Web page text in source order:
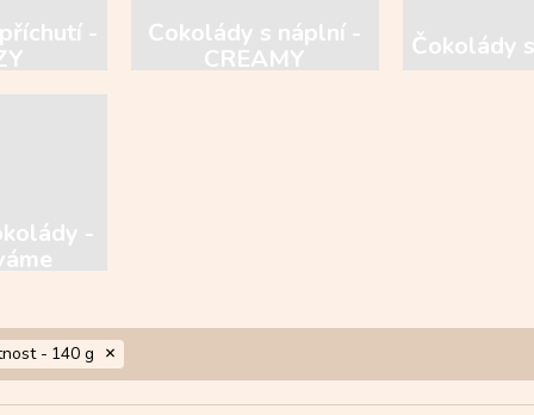
-
Čokolády s náplní -
CREAMY
Čokolády
-
- 140 g